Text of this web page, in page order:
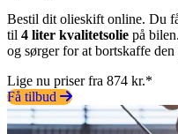
Bestil dit olieskift online. Du
til 4 liter kvalitetsolie på
og sørger for at bortskaffe den
Lige nu priser fra 874 kr.*
Få tilbud